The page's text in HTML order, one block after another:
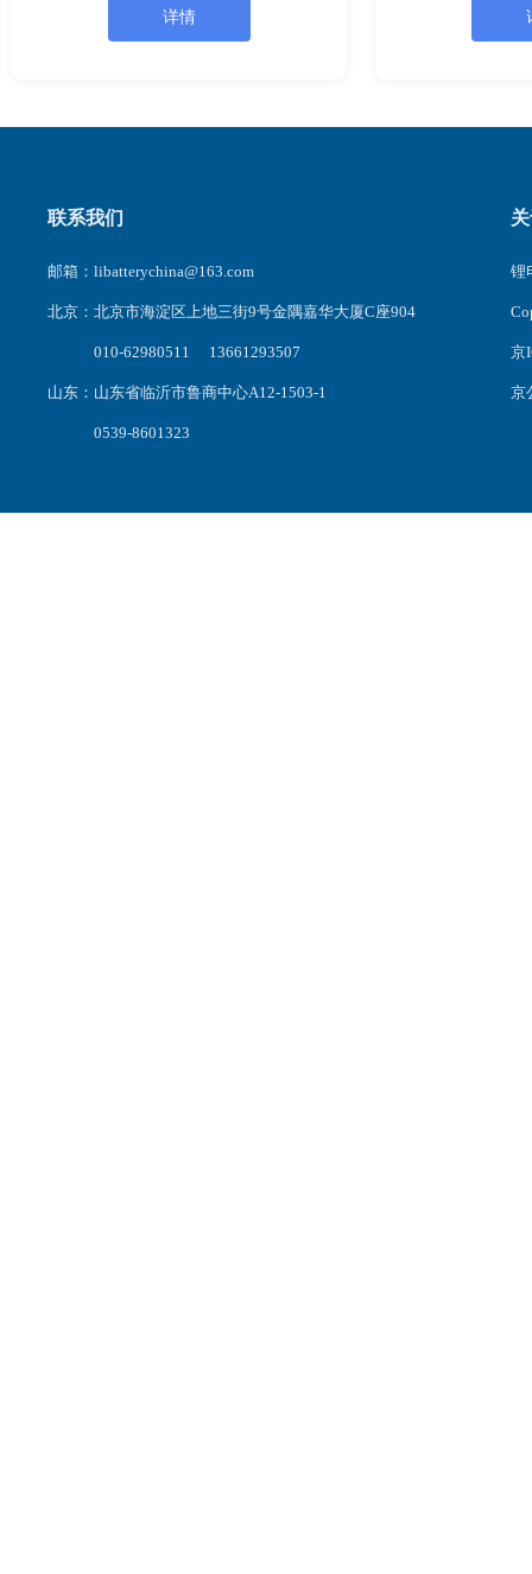
学位；2005年在中南大学获博士学位；
2006-2008年在中山大学理工学院从事博士
详情
联系我们
邮箱：libatterychina@163.com
北京：北京市海淀区上地三街9号金隅嘉华大厦C座904
010-62980511 13661293507
山东：山东省临沂市鲁商中心A12-1503-1
0539-8601323
锂
京
京